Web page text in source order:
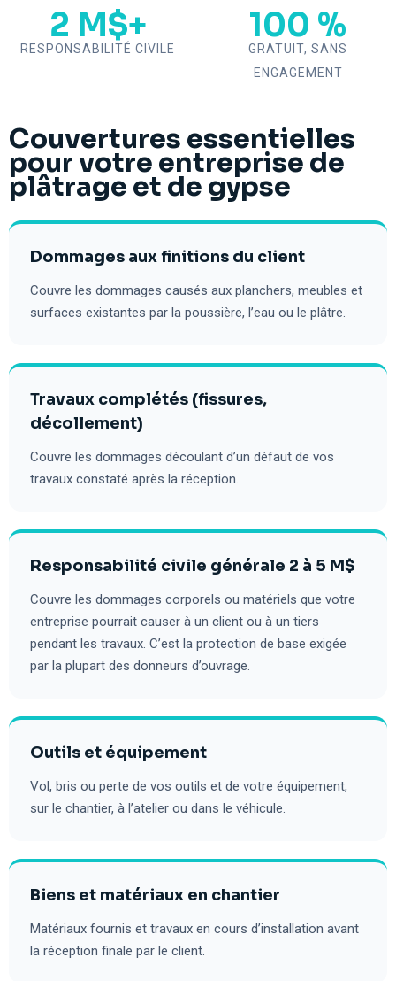
2 M$+
RESPONSABILITÉ CIVILE
100 %
GRATUIT, SANS
ENGAGEMENT
Couvertures essentielles
pour votre entreprise de
plâtrage et de gypse
Dommages aux finitions du client
Couvre les dommages causés aux planchers, meubles et
surfaces existantes par la poussière, l’eau ou le plâtre.
Travaux complétés (fissures,
décollement)
Couvre les dommages découlant d’un défaut de vos
travaux constaté après la réception.
Responsabilité civile générale 2 à 5 M$
Couvre les dommages corporels ou matériels que votre
entreprise pourrait causer à un client ou à un tiers
pendant les travaux. C’est la protection de base exigée
par la plupart des donneurs d’ouvrage.
Outils et équipement
Vol, bris ou perte de vos outils et de votre équipement,
sur le chantier, à l’atelier ou dans le véhicule.
Biens et matériaux en chantier
Matériaux fournis et travaux en cours d’installation avant
la réception finale par le client.